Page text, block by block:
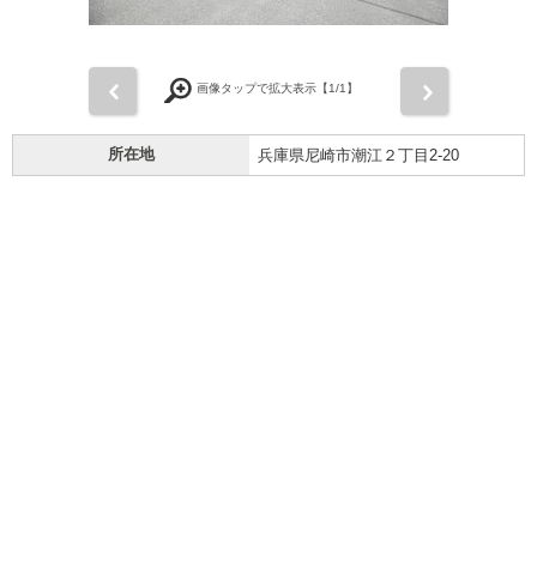
画像タップで拡大表示【1/1】
所在地 兵庫県尼崎市潮江２丁目2-20